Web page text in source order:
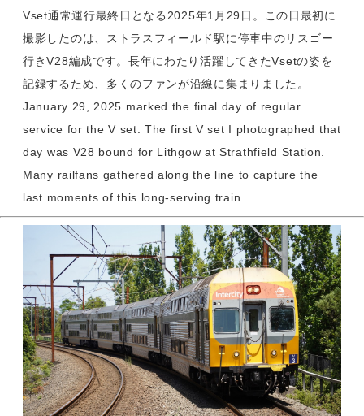
Vset通常運行最終日となる2025年1月29日。この日最初に
撮影したのは、ストラスフィールド駅に停車中のリスゴー
行きV28編成です。長年にわたり活躍してきたVsetの姿を
記録するため、多くのファンが沿線に集まりました。
January 29, 2025 marked the final day of regular
service for the V set. The first V set I photographed that
day was V28 bound for Lithgow at Strathfield Station.
Many railfans gathered along the line to capture the
last moments of this long-serving train.